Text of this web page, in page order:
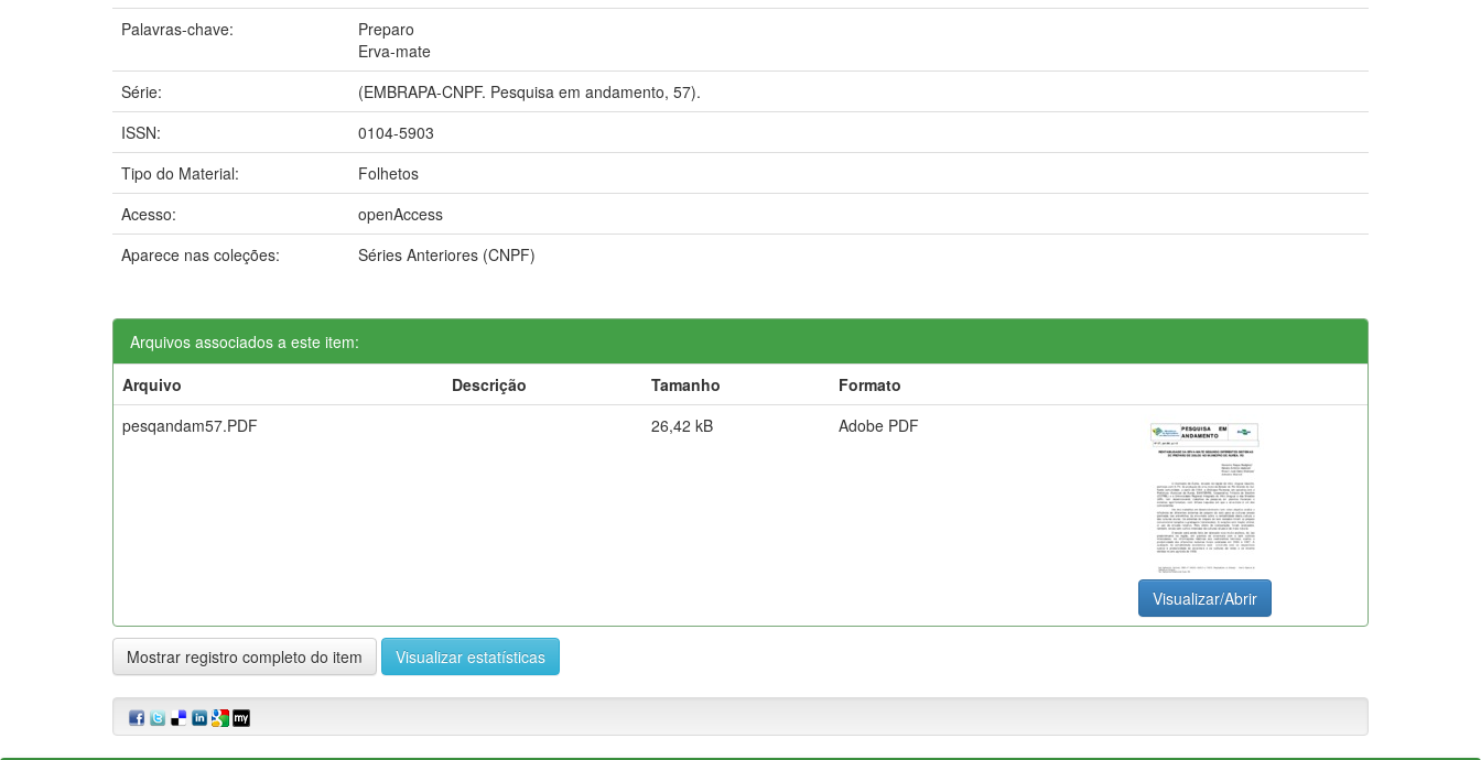
Palavras-chave:
Preparo
Erva-mate
Série:
(EMBRAPA-CNPF. Pesquisa em andamento, 57).
ISSN:
0104-5903
Tipo do Material:
Folhetos
Acesso:
openAccess
Aparece nas coleções:
Séries Anteriores (CNPF)
Arquivos associados a este item:
Arquivo
Descrição Tamanho
Formato
pesqandam57.PDF
26,42 kB Adobe PDF
Visualizar/Abrir
Mostrar registro completo do item Visualizar estatísticas